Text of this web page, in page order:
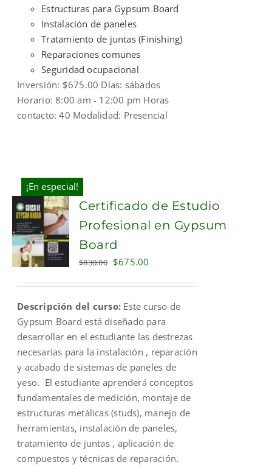
Estructuras para Gypsum Board
Instalación de paneles
Tratamiento de juntas (Finishing)
Reparaciones comunes
Seguridad ocupacional
Inversión: $675.00 Días: sábados
Horario: 8:00 am - 12:00 pm Horas
contacto: 40 Modalidad: Presencial
¡En especial!
ADD TO
CART
Certificado de Estudio
Profesional en Gypsum
Board
$830.00 Original
$830.00.
$675.00
$675.00.
Descripción del curso: Este curso de
Gypsum Board está diseñado para
desarrollar en el estudiante las destrezas
necesarias para la instalación , reparación
y acabado de sistemas de paneles de
yeso. El estudiante aprenderá conceptos
fundamentales de medición, montaje de
estructuras metálicas (studs), manejo de
herramientas, instalación de paneles,
tratamiento de juntas , aplicación de
compuestos y técnicas de reparación.